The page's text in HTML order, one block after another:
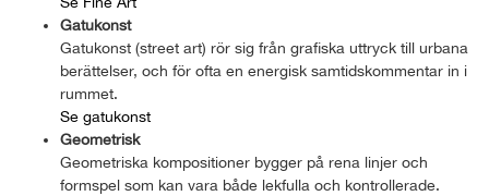
Gatukonst
Gatukonst (street art) rör sig från grafiska uttryck till urbana
berättelser, och för ofta en energisk samtidskommentar in i
rummet.
Se gatukonst
Geometrisk
Geometriska kompositioner bygger på rena linjer och
formspel som kan vara både lekfulla och kontrollerade.